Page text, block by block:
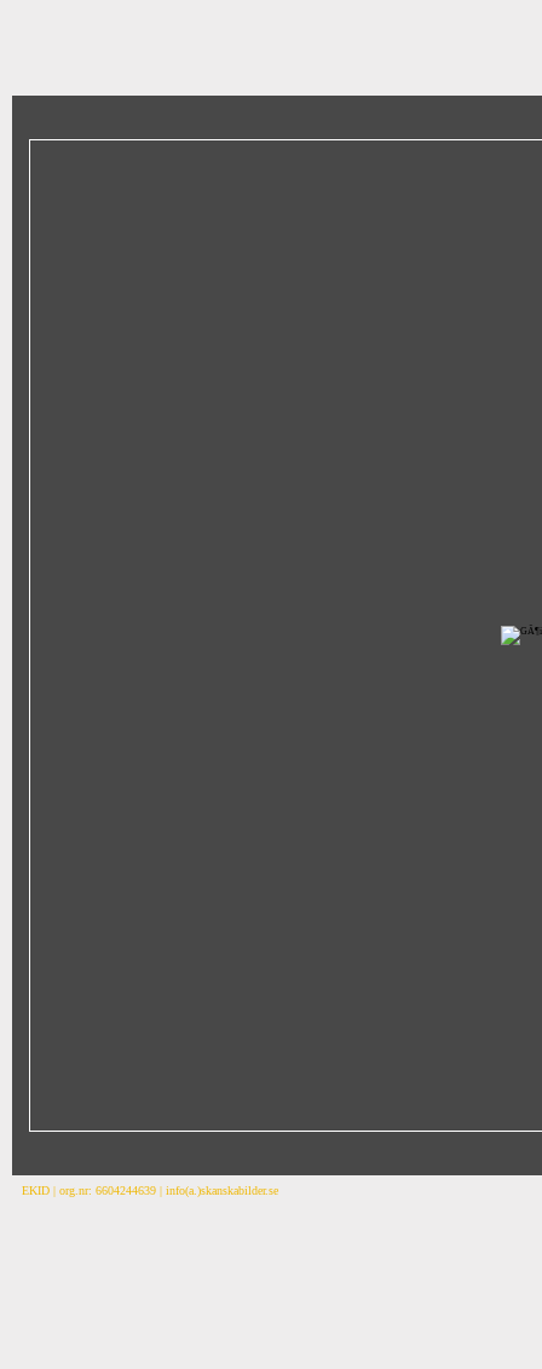
EKID | org.nr: 6604244639 | info(a.)skanskabilder.se